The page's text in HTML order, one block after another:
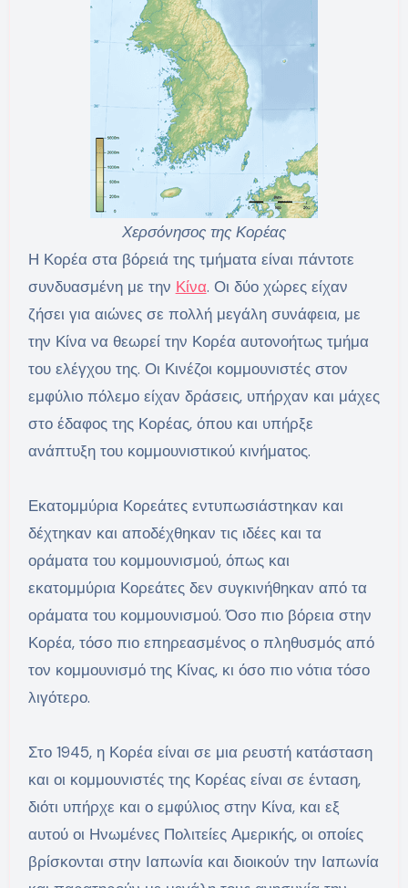
Χερσόνησος της Κορέας
Η Κορέα στα βόρειά της τμήματα είναι πάντοτε
συνδυασμένη με την Κίνα. Οι δύο χώρες είχαν
ζήσει για αιώνες σε πολλή μεγάλη συνάφεια, με
την Κίνα να θεωρεί την Κορέα αυτονοήτως τμήμα
του ελέγχου της. Οι Κινέζοι κομμουνιστές στον
εμφύλιο πόλεμο είχαν δράσεις, υπήρχαν και μάχες
στο έδαφος της Κορέας, όπου και υπήρξε
ανάπτυξη του κομμουνιστικού κινήματος.
Εκατομμύρια Κορεάτες εντυπωσιάστηκαν και
δέχτηκαν και αποδέχθηκαν τις ιδέες και τα
οράματα του κομμουνισμού, όπως και
εκατομμύρια Κορεάτες δεν συγκινήθηκαν από τα
οράματα του κομμουνισμού. Όσο πιο βόρεια στην
Κορέα, τόσο πιο επηρεασμένος ο πληθυσμός από
τον κομμουνισμό της Κίνας, κι όσο πιο νότια τόσο
λιγότερο.
Στο 1945, η Κορέα είναι σε μια ρευστή κατάσταση
και οι κομμουνιστές της Κορέας είναι σε ένταση,
διότι υπήρχε και ο εμφύλιος στην Κίνα, και εξ
αυτού οι Ηνωμένες Πολιτείες Αμερικής, οι οποίες
βρίσκονται στην Ιαπωνία και διοικούν την Ιαπωνία